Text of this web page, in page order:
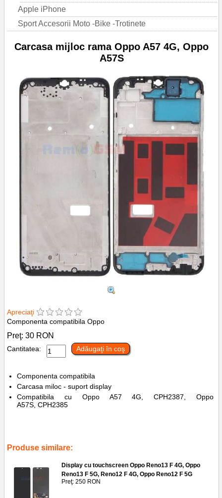
Apple iPhone
Sport Accesorii Moto -Bike -Trotinete
Carcasa mijloc rama Oppo A57 4G, Oppo
A57S
Apreciaţi
Componenta compatibila Oppo
Preţ: 30 RON
Cantitatea: Adăugaţi în coş
Componenta compatibila
Carcasa miloc - suport display
Compatibila cu Oppo A57 4G,CPH2387, Oppo
A57S, CPH2385
Produse similare:
Display cu touchscreen Oppo Reno13 F 4G, Oppo
Reno13 F 5G, Reno12 F 4G, Oppo Reno12 F 5G
Preţ: 250 RON